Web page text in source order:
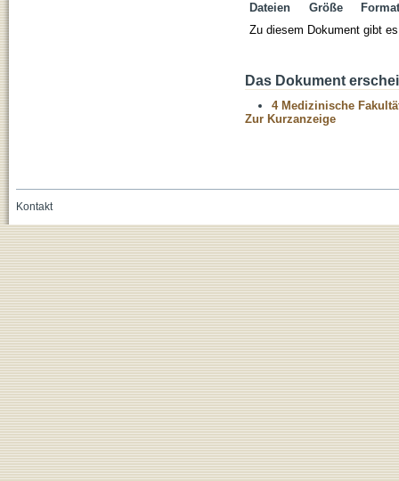
Dateien Größe
Format
Zu diesem Dokument gibt
Das Dokument
4 Medizinische
Zur Kurzanzeige
Kontakt